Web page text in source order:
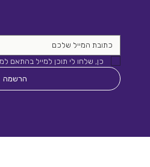
כן, שלחו לי תוכן למייל בהתאם
הרשמה